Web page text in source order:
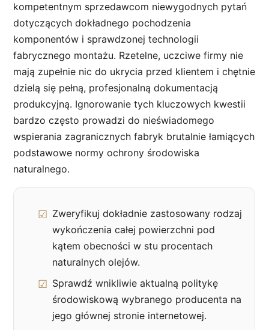
kompetentnym sprzedawcom niewygodnych pytań
dotyczących dokładnego pochodzenia
komponentów i sprawdzonej technologii
fabrycznego montażu. Rzetelne, uczciwe firmy nie
mają zupełnie nic do ukrycia przed klientem i chętnie
dzielą się pełną, profesjonalną dokumentacją
produkcyjną. Ignorowanie tych kluczowych kwestii
bardzo często prowadzi do nieświadomego
wspierania zagranicznych fabryk brutalnie łamiących
podstawowe normy ochrony środowiska
naturalnego.
Zweryfikuj dokładnie zastosowany rodzaj
wykończenia całej powierzchni pod
kątem obecności w stu procentach
naturalnych olejów.
Sprawdź wnikliwie aktualną politykę
środowiskową wybranego producenta na
jego głównej stronie internetowej.